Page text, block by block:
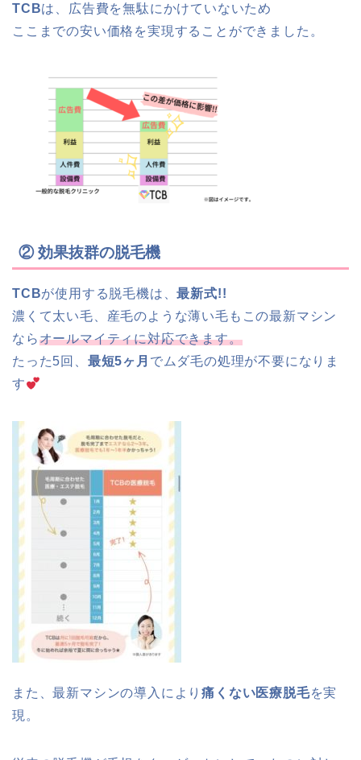
TCBは、広告費を無駄にかけていないため
ここまでの安い価格を実現することができました。
② 効果抜群の脱毛機
TCBが使用する脱毛機は、最新式!!
濃くて太い毛、産毛のような薄い毛もこの最新マシン
ならオールマイティに対応できます。
たった5回、 最短5ヶ月 でムダ毛の処理が不要になりま
す
また、最新マシンの導入により痛くない医療脱毛を実
現。